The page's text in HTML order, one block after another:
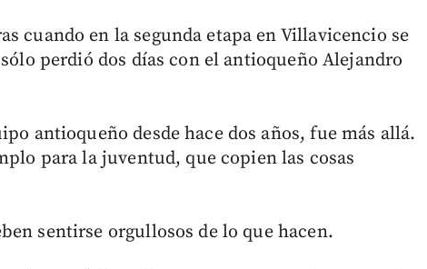
cuando en la segunda etapa en Villavicencio se
perdió dos días con el antioqueño Alejandro
antioqueño desde hace dos años, fue más allá.
para la juventud, que copien las cosas
sentirse orgullosos de lo que hacen.